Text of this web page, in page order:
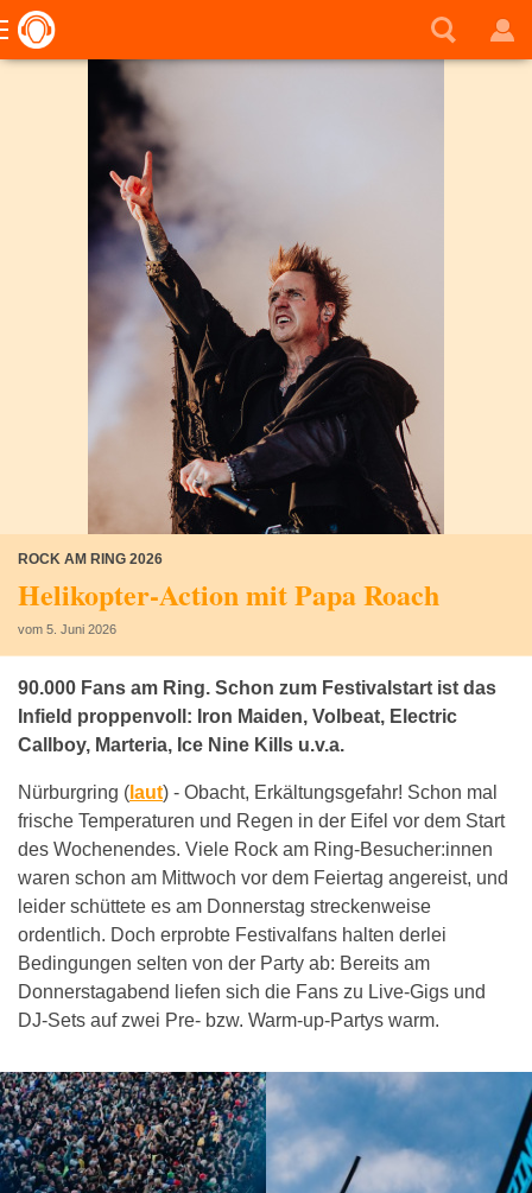
ROCK AM RING 2026
Helikopter-Action mit Papa Roach
vom 5. Juni 2026
90.000 Fans am Ring. Schon zum Festivalstart ist das
Infield proppenvoll: Iron Maiden, Volbeat, Electric
Callboy, Marteria, Ice Nine Kills u.v.a.
Nürburgring ( laut) - Obacht, Erkältungsgefahr! Schon mal
frische Temperaturen und Regen in der Eifel vor dem Start
des Wochenendes. Viele Rock am Ring-Besucher:innen
waren schon am Mittwoch vor dem Feiertag angereist, und
leider schüttete es am Donnerstag streckenweise
ordentlich. Doch erprobte Festivalfans halten derlei
Bedingungen selten von der Party ab: Bereits am
Donnerstagabend liefen sich die Fans zu Live-Gigs und
DJ-Sets auf zwei Pre- bzw. Warm-up-Partys warm.